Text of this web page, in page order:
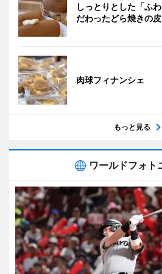
しっとりとした「ふ
だわったどら焼きの皮
肉球フィナンシェ
もっと見る
ワールドフォト